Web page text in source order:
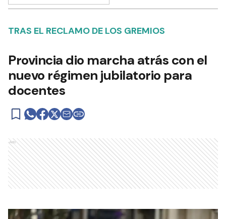
TRAS EL RECLAMO DE LOS GREMIOS
Provincia dio marcha atrás con el
nuevo régimen jubilatorio para
docentes
Ads